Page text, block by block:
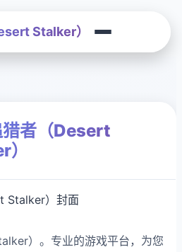
Stalker）
猎者（Desert
）。专业的游戏平台，为您